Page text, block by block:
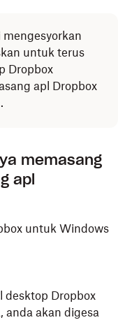
mengesyorkan
untuk terus
Dropbox
apl Dropbox
memasang
apl
untuk Windows
desktop Dropbox
anda akan digesa